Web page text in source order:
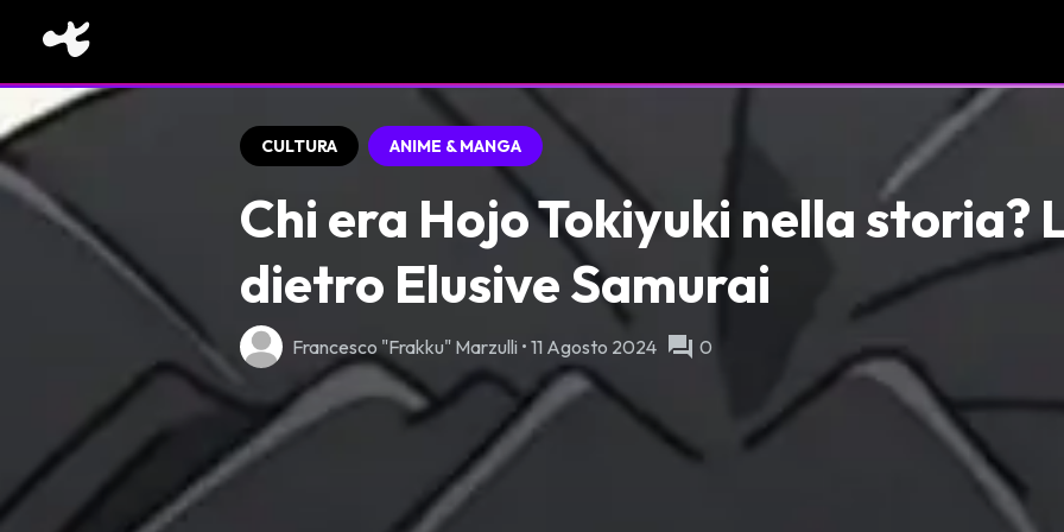
CULTURA ANIME & MANGA
Chi era Hojo Tokiyuki nella storia?
dietro Elusive Samurai
Francesco "Frakku" Marzulli • 11 Agosto 2024 forum 0